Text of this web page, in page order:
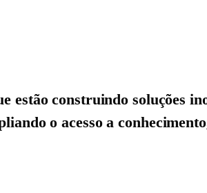
estão construindo soluções
o acesso a